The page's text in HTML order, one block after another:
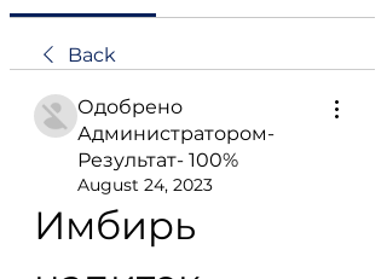
Back
Одобрено
Администратором-
Результат- 100%
August 24, 2023
Имбирь